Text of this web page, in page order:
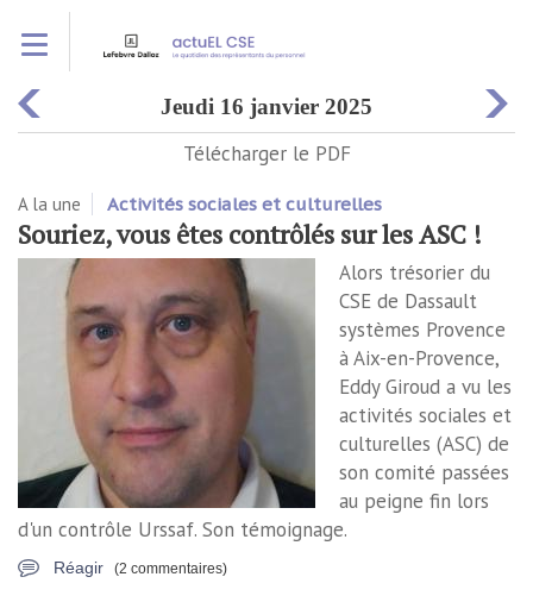
contenu
jeudi 16 janvier 2025
Télécharger le PDF
A la une Activités sociales et culturelles
Souriez, vous êtes contrôlés sur les ASC !
Alors trésorier du
CSE de Dassault
systèmes Provence
à Aix-en-Provence,
Eddy Giroud a vu les
activités sociales et
culturelles (ASC) de
son comité passées
au peigne fin lors
d'un contrôle Urssaf. Son témoignage.
Réagir (2 commentaires)